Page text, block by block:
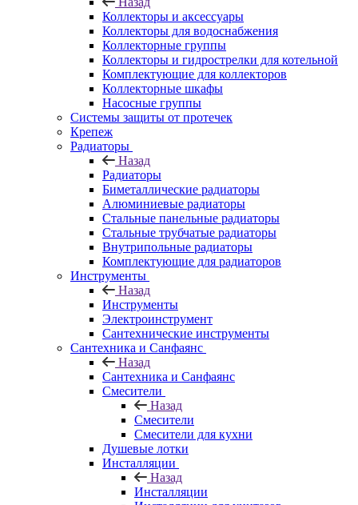
Коллекторы и аксессуары
Коллекторы для водоснабжения
Коллекторные группы
Коллекторы и гидрострелки для котельной
Комплектующие для коллекторов
Коллекторные шкафы
Насосные группы
Системы защиты от протечек
Крепеж
Радиаторы
Назад
Радиаторы
Биметаллические радиаторы
Алюминиевые радиаторы
Стальные панельные радиаторы
Стальные трубчатые радиаторы
Внутрипольные радиаторы
Комплектующие для радиаторов
Инструменты
Назад
Инструменты
Электроинструмент
Сантехнические инструменты
Сантехника и Санфаянс
Назад
Сантехника и Санфаянс
Смесители
Назад
Смесители
Смесители для кухни
Душевые лотки
Инсталляции
Назад
Инсталляции